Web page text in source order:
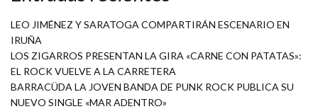
LEO JIMÉNEZ Y SARATOGA COMPARTIRÁN ESCENARIO EN
IRUÑA
LOS ZIGARROS PRESENTAN LA GIRA «CARNE CON PATATAS»:
EL ROCK VUELVE A LA CARRETERA
BARRACÜDA LA JOVEN BANDA DE PUNK ROCK PUBLICA SU
NUEVO SINGLE «MAR ADENTRO»